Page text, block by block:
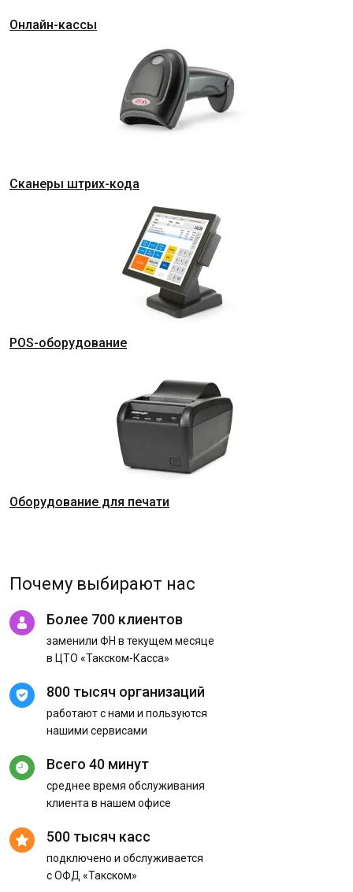
Онлайн-кассы
Сканеры штрих-кода
POS-оборудование
Оборудование для печати
Почему выбирают нас
Более 700 клиентов
заменили ФН в текущем месяце
в ЦТО «Такском-Касса»
800 тысяч организаций
работают с нами и пользуются
нашими сервисами
Всего 40 минут
среднее время обслуживания
клиента в нашем офисе
500 тысяч касс
подключено и обслуживается
с ОФД «Такском»